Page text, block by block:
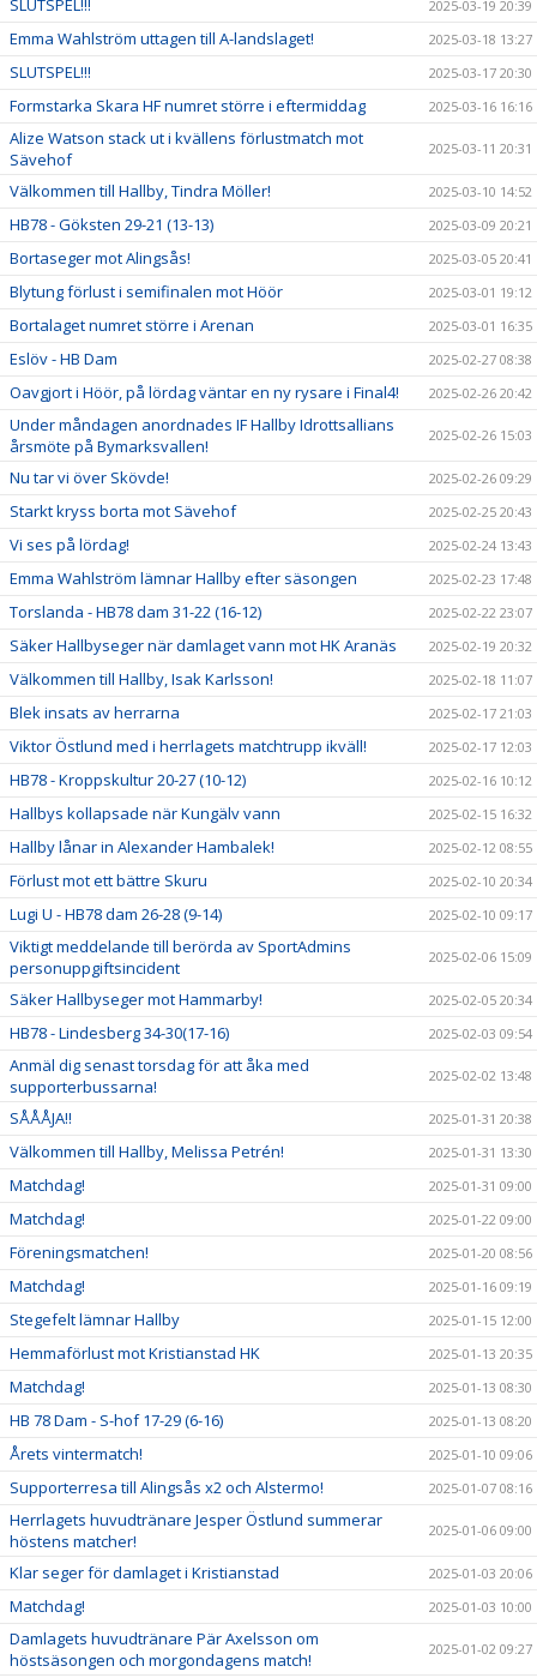
2025-03-19 20:39
Emma Wahlström uttagen till A-landslaget! 2025-03-18 13:27
SLUTSPEL!!! 2025-03-17 20:30
Formstarka Skara HF numret större i eftermiddag 2025-03-16 16:16
Alize Watson stack ut i kvällens förlustmatch mot
Sävehof
2025-03-11 20:31
Välkommen till Hallby, Tindra Möller! 2025-03-10 14:52
HB78 - Göksten 29-21 (13-13) 2025-03-09 20:21
Bortaseger mot Alingsås! 2025-03-05 20:41
Blytung förlust i semifinalen mot Höör 2025-03-01 19:12
Bortalaget numret större i Arenan 2025-03-01 16:35
Eslöv - HB Dam 2025-02-27 08:38
Oavgjort i Höör, på lördag väntar en ny rysare i Final4! 2025-02-26 20:42
Under måndagen anordnades IF Hallby Idrottsallians
årsmöte på Bymarksvallen!
2025-02-26 15:03
Nu tar vi över Skövde! 2025-02-26 09:29
Starkt kryss borta mot Sävehof 2025-02-25 20:43
Vi ses på lördag! 2025-02-24 13:43
Emma Wahlström lämnar Hallby efter säsongen 2025-02-23 17:48
Torslanda - HB78 dam 31-22 (16-12) 2025-02-22 23:07
Säker Hallbyseger när damlaget vann mot HK Aranäs 2025-02-19 20:32
Välkommen till Hallby, Isak Karlsson! 2025-02-18 11:07
Blek insats av herrarna 2025-02-17 21:03
Viktor Östlund med i herrlagets matchtrupp ikväll! 2025-02-17 12:03
HB78 - Kroppskultur 20-27 (10-12) 2025-02-16 10:12
Hallbys kollapsade när Kungälv vann 2025-02-15 16:32
Hallby lånar in Alexander Hambalek! 2025-02-12 08:55
Förlust mot ett bättre Skuru 2025-02-10 20:34
Lugi U - HB78 dam 26-28 (9-14) 2025-02-10 09:17
Viktigt meddelande till berörda av SportAdmins
personuppgiftsincident
2025-02-06 15:09
Säker Hallbyseger mot Hammarby! 2025-02-05 20:34
HB78 - Lindesberg 34-30(17-16) 2025-02-03 09:54
Anmäl dig senast torsdag för att åka med
supporterbussarna!
2025-02-02 13:48
SÅÅÅJA!! 2025-01-31 20:38
Välkommen till Hallby, Melissa Petrén! 2025-01-31 13:30
Matchdag! 2025-01-31 09:00
Matchdag! 2025-01-22 09:00
Föreningsmatchen! 2025-01-20 08:56
Matchdag! 2025-01-16 09:19
Stegefelt lämnar Hallby 2025-01-15 12:00
Hemmaförlust mot Kristianstad HK 2025-01-13 20:35
Matchdag! 2025-01-13 08:30
HB 78 Dam - S-hof 17-29 (6-16) 2025-01-13 08:20
Årets vintermatch! 2025-01-10 09:06
Supporterresa till Alingsås x2 och Alstermo! 2025-01-07 08:16
Herrlagets huvudtränare Jesper Östlund summerar
höstens matcher!
2025-01-06 09:00
Klar seger för damlaget i Kristianstad 2025-01-03 20:06
Matchdag! 2025-01-03 10:00
Damlagets huvudtränare Pär Axelsson om
höstsäsongen och morgondagens match!
2025-01-02 09:27